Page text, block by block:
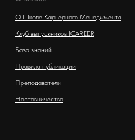
О Школе Карьерного Менеджмента
Клуб выпускников ICAREER
База знаний
Правила публикации
Преподаватели
Наставничество